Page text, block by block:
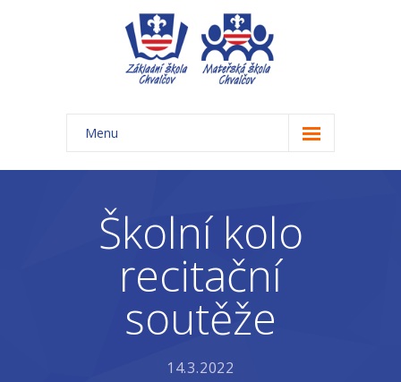
Menu
Úvod
Základní škola
-- Aktuality ZŠ
-- Třídy ZŠ
-- Organizace školního roku ZŠ
Školní kolo
recitační
soutěže
14.3.2022